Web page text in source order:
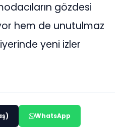
gözdesi
hem de unutulmaz
yeni izler
WhatsApp